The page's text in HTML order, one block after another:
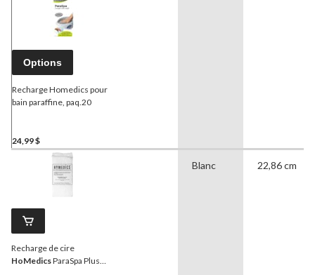
Options
Recharge Homedics pour
bain paraffine, paq.20
24,99 $
Recharge de cire
HoMedicsParaSpa Plus
Blanc 22,86 cm